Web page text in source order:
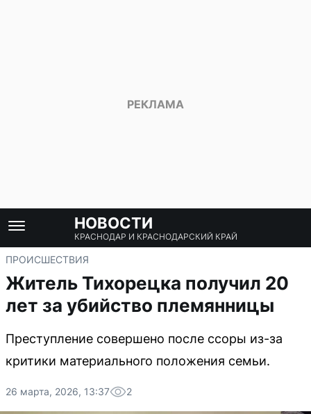
НОВОСТИ
КРАСНОДАР И КРАСНОДАРСКИЙ КРАЙ
ПРОИСШЕСТВИЯ
Житель Тихорецка получил 20
лет за убийство племянницы
Преступление совершено после ссоры из-за
критики материального положения семьи.
26 марта, 2026, 13:37 2